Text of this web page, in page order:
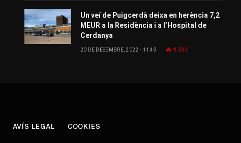
Un veí de Puigcerdà deixa en herència 7,2
MEUR a la Residència i a l’Hospital de
Cerdanya
20 DE DESEMBRE, 2022 - 11:49 9.530
AVÍS LEGAL COOKIES